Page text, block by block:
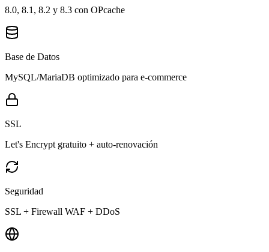
8.0, 8.1, 8.2 y 8.3 con OPcache
Base de Datos
MySQL/MariaDB optimizado para e-commerce
SSL
Let's Encrypt gratuito + auto-renovación
Seguridad
SSL + Firewall WAF + DDoS